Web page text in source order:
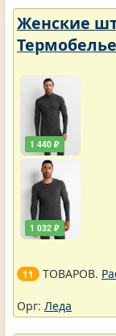
Женские
1 440 ₽
1 032 ₽
11 ТОВАРОВ.
Орг: Леда